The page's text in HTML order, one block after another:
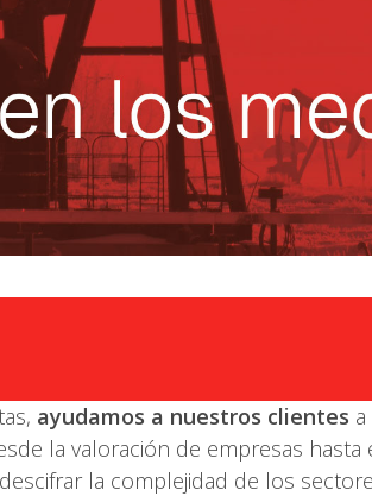
ayudamos a nuestros clientes
la valoración de empresas hasta
la complejidad de los